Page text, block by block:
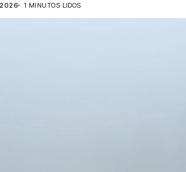
2026 1 MINUTOS LIDOS